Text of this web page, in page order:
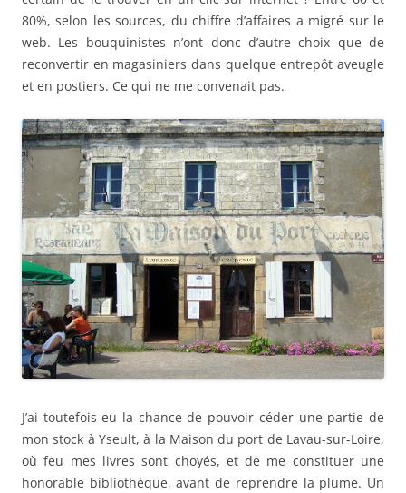
80%, selon les sources, du chiffre d’affaires a migré sur le
web. Les bouquinistes n’ont donc d’autre choix que de
reconvertir en magasiniers dans quelque entrepôt aveugle
et en postiers. Ce qui ne me convenait pas.
J’ai toutefois eu la chance de pouvoir céder une partie de
mon stock à Yseult, à la Maison du port de Lavau-sur-Loire,
où feu mes livres sont choyés, et de me constituer une
honorable bibliothèque, avant de reprendre la plume. Un